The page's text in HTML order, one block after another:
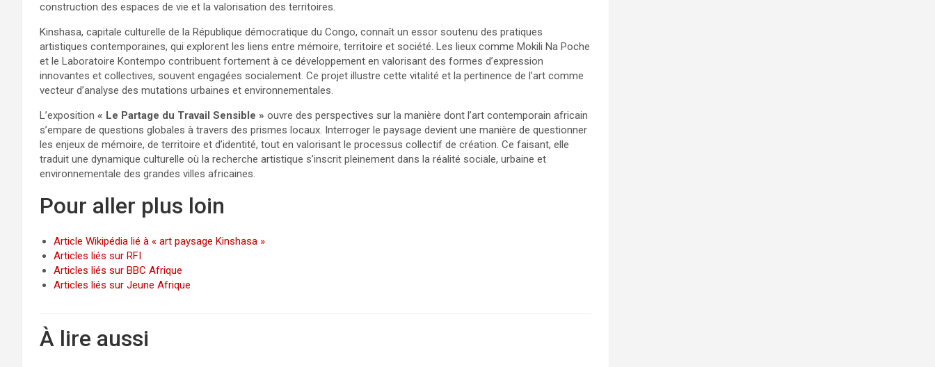
construction des espaces de vie et la valorisation des territoires.
Kinshasa, capitale culturelle de la République démocratique du Congo, connaît un essor soutenu des pratiques
artistiques contemporaines, qui explorent les liens entre mémoire, territoire et société. Les lieux comme Mokili Na Poche
et le Laboratoire Kontempo contribuent fortement à ce développement en valorisant des formes d’expression
innovantes et collectives, souvent engagées socialement. Ce projet illustre cette vitalité et la pertinence de l’art comme
vecteur d’analyse des mutations urbaines et environnementales.
L’exposition « Le Partage du Travail Sensible » ouvre des perspectives sur la manière dont l’art contemporain africain
s’empare de questions globales à travers des prismes locaux. Interroger le paysage devient une manière de questionner
les enjeux de mémoire, de territoire et d’identité, tout en valorisant le processus collectif de création. Ce faisant, elle
traduit une dynamique culturelle où la recherche artistique s’inscrit pleinement dans la réalité sociale, urbaine et
environnementale des grandes villes africaines.
Pour aller plus loin
Article Wikipédia lié à « art paysage Kinshasa »
Articles liés sur RFI
Articles liés sur BBC Afrique
Articles liés sur Jeune Afrique
À lire aussi